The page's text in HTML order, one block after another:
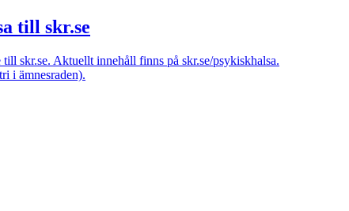
till skr.se
skr.se. Aktuellt innehåll finns på skr.se/psykiskhalsa.
i ämnesraden).